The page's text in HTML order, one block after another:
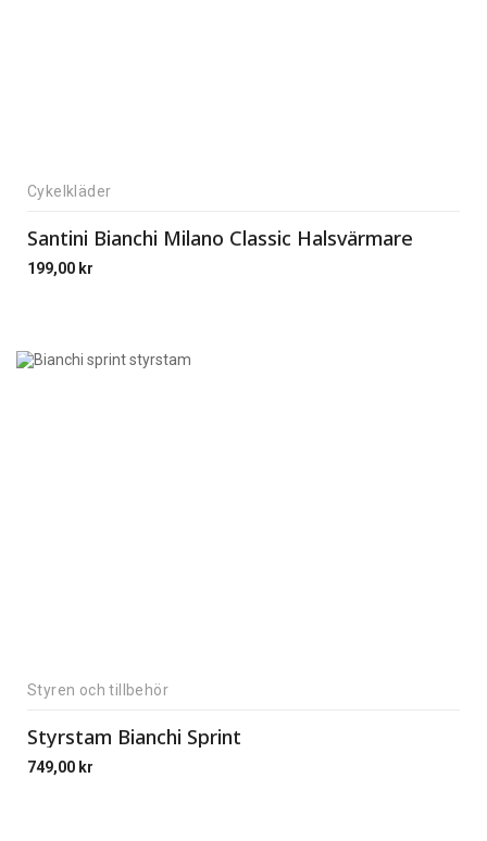
Cykelkläder
Santini Bianchi Milano Classic Halsvärmare
199,00 kr
Styren och tillbehör
Styrstam Bianchi Sprint
749,00 kr